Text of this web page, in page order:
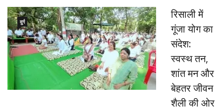
दुर्ग
रिसाली में
गूंजा योग का
संदेश:
स्वस्थ तन,
शांत मन और
बेहतर जीवन
शैली की ओर